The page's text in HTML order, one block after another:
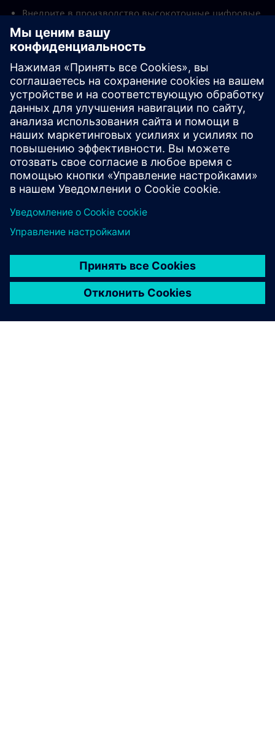
Внедрите в производство высокоточные цифровые
технологические двойники, чтобы отслеживать
состояние электролизеров и оптимизировать
систему с учетом их реального состояния
Сократите затраты на производство до 15% за счет
интеллектуального планирования производства и
быстрого реагирования на изменения в планах или
прогнозах, используя все имеющиеся на месте
активы для обеспечения оптимальной работы